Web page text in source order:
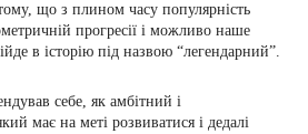
що з плином часу популярність
прогресії і можливо наше
в історію під назвою “легендарний”.
себе, як амбітний і
має на меті розвиватися і дедалі